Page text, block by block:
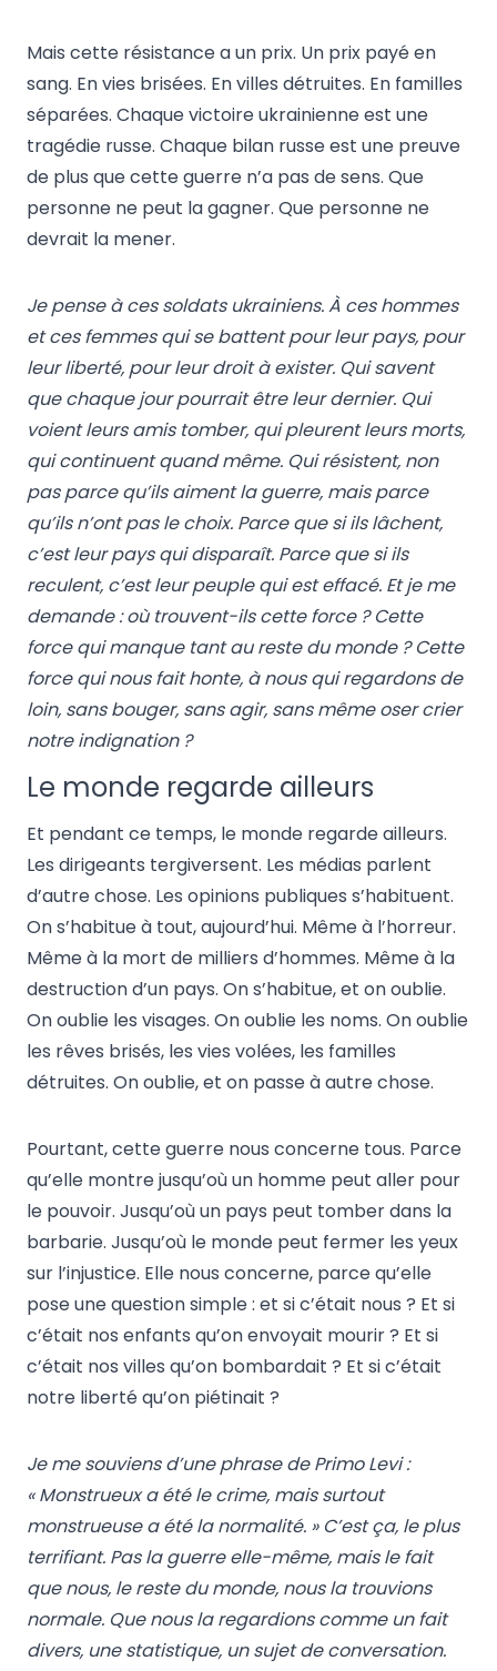
Mais cette résistance a un prix. Un prix payé en
sang. En vies brisées. En villes détruites. En familles
séparées. Chaque victoire ukrainienne est une
tragédie russe. Chaque bilan russe est une preuve
de plus que cette guerre n’a pas de sens. Que
personne ne peut la gagner. Que personne ne
devrait la mener.
Je pense à ces soldats ukrainiens. À ces hommes
et ces femmes qui se battent pour leur pays, pour
leur liberté, pour leur droit à exister. Qui savent
que chaque jour pourrait être leur dernier. Qui
voient leurs amis tomber, qui pleurent leurs morts,
qui continuent quand même. Qui résistent, non
pas parce qu’ils aiment la guerre, mais parce
qu’ils n’ont pas le choix. Parce que si ils lâchent,
c’est leur pays qui disparaît. Parce que si ils
reculent, c’est leur peuple qui est effacé. Et je me
demande : où trouvent-ils cette force ? Cette
force qui manque tant au reste du monde ? Cette
force qui nous fait honte, à nous qui regardons de
loin, sans bouger, sans agir, sans même oser crier
notre indignation ?
Le monde regarde ailleurs
Et pendant ce temps, le monde regarde ailleurs.
Les dirigeants tergiversent. Les médias parlent
d’autre chose. Les opinions publiques s’habituent.
On s’habitue à tout, aujourd’hui. Même à l’horreur.
Même à la mort de milliers d’hommes. Même à la
destruction d’un pays. On s’habitue, et on oublie.
On oublie les visages. On oublie les noms. On oublie
les rêves brisés, les vies volées, les familles
détruites. On oublie, et on passe à autre chose.
Pourtant, cette guerre nous concerne tous. Parce
qu’elle montre jusqu’où un homme peut aller pour
le pouvoir. Jusqu’où un pays peut tomber dans la
barbarie. Jusqu’où le monde peut fermer les yeux
sur l’injustice. Elle nous concerne, parce qu’elle
pose une question simple : et si c’était nous ? Et si
c’était nos enfants qu’on envoyait mourir ? Et si
c’était nos villes qu’on bombardait ? Et si c’était
notre liberté qu’on piétinait ?
Je me souviens d’une phrase de Primo Levi :
« Monstrueux a été le crime, mais surtout
monstrueuse a été la normalité. » C’est ça, le plus
terrifiant. Pas la guerre elle-même, mais le fait
que nous, le reste du monde, nous la trouvions
normale. Que nous la regardions comme un fait
divers, une statistique, un sujet de conversation.